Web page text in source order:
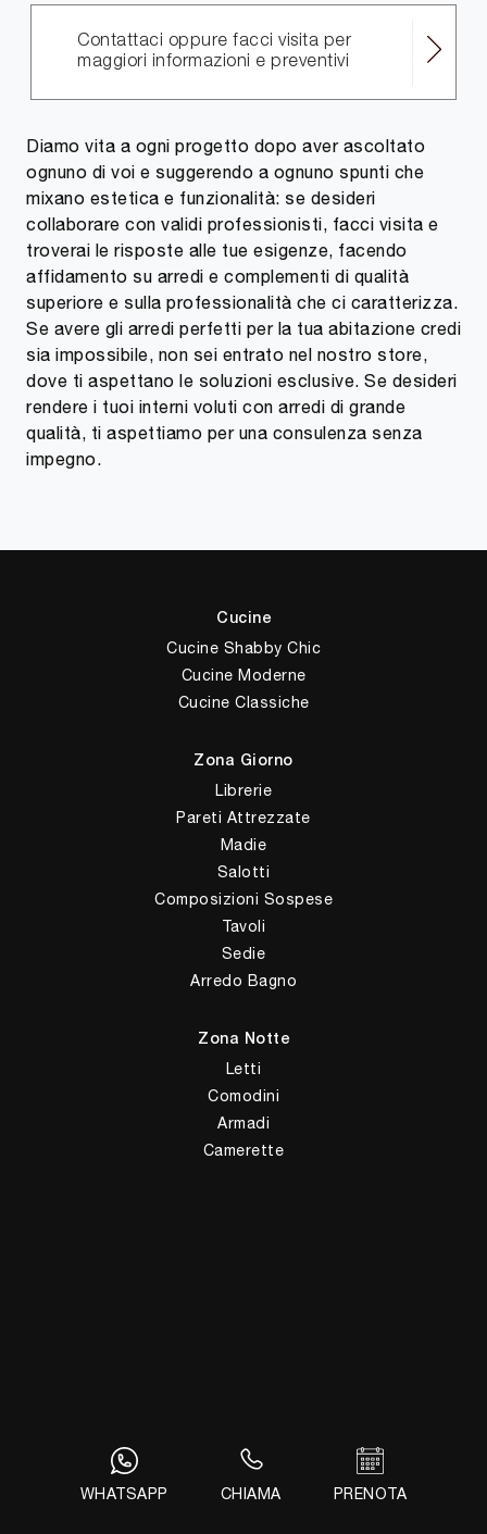
Contattaci oppure facci visita per
maggiori informazioni e preventivi
Diamo vita a ogni progetto dopo aver ascoltato
ognuno di voi e suggerendo a ognuno spunti che
mixano estetica e funzionalità: se desideri
collaborare con validi professionisti, facci visita e
troverai le risposte alle tue esigenze, facendo
affidamento su arredi e complementi di qualità
superiore e sulla professionalità che ci caratterizza.
Se avere gli arredi perfetti per la tua abitazione credi
sia impossibile, non sei entrato nel nostro store,
dove ti aspettano le soluzioni esclusive. Se desideri
rendere i tuoi interni voluti con arredi di grande
qualità, ti aspettiamo per una consulenza senza
impegno.
WHATSAPP CHIAMA PRENOTA
Cucine
Cucine Shabby Chic
Cucine Moderne
Cucine Classiche
Zona Giorno
Librerie
Pareti Attrezzate
Madie
Salotti
Composizioni Sospese
Tavoli
Sedie
Arredo Bagno
Zona Notte
Letti
Comodini
Armadi
Camerette
Via Alessandro Volta, 5
22037 - Ponte Lambro (Como)
+39 031622356